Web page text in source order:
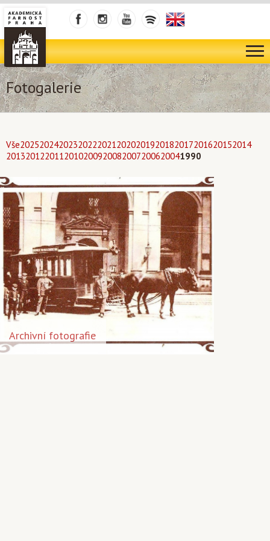
Fotogalerie
Vše202520242023202220212020201920182017201620152014
2013201220112010200920082007200620041990
Archivní fotografie